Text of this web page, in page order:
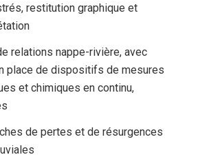
restitution graphique et
relations nappe-rivière, avec
place de dispositifs de mesures
et chimiques en continu,
de pertes et de résurgences